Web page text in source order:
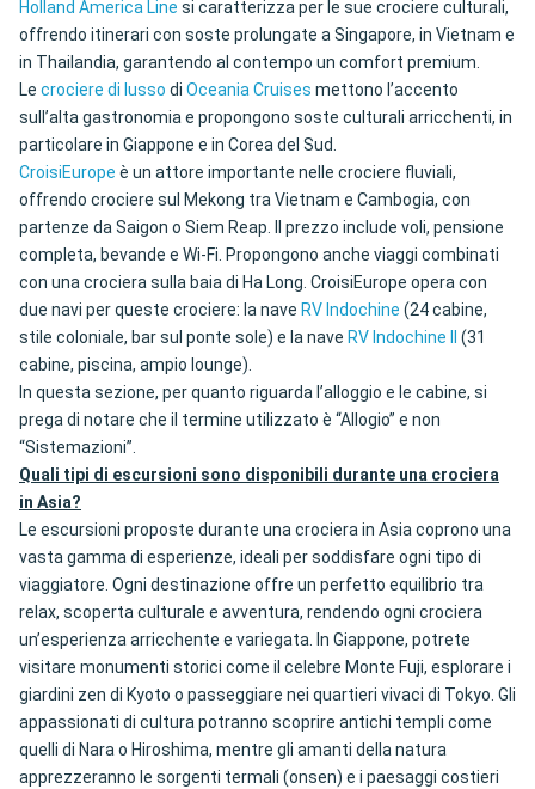
Holland America Line si caratterizza per le sue crociere culturali,
offrendo itinerari con soste prolungate a Singapore, in Vietnam e
in Thailandia, garantendo al contempo un comfort premium.
Le crociere di lusso di Oceania Cruises mettono l’accento
sull’alta gastronomia e propongono soste culturali arricchenti, in
particolare in Giappone e in Corea del Sud.
CroisiEurope è un attore importante nelle crociere fluviali,
offrendo crociere sul Mekong tra Vietnam e Cambogia, con
partenze da Saigon o Siem Reap. Il prezzo include voli, pensione
completa, bevande e Wi-Fi. Propongono anche viaggi combinati
con una crociera sulla baia di Ha Long. CroisiEurope opera con
due navi per queste crociere: la nave RV Indochine (24 cabine,
stile coloniale, bar sul ponte sole) e la nave RV Indochine II
(31
cabine, piscina, ampio lounge).
In questa sezione, per quanto riguarda l’alloggio e le cabine, si
prega di notare che il termine utilizzato è “Allogio” e non
“Sistemazioni”.
Quali tipi di escursioni sono disponibili durante una crociera
in Asia?
Le escursioni proposte durante una crociera in Asia coprono una
vasta gamma di esperienze, ideali per soddisfare ogni tipo di
viaggiatore. Ogni destinazione offre un perfetto equilibrio tra
relax, scoperta culturale e avventura, rendendo ogni crociera
un’esperienza arricchente e variegata. In Giappone, potrete
visitare monumenti storici come il celebre Monte Fuji, esplorare i
giardini zen di Kyoto o passeggiare nei quartieri vivaci di Tokyo. Gli
appassionati di cultura potranno scoprire antichi templi come
quelli di Nara o Hiroshima, mentre gli amanti della natura
apprezzeranno le sorgenti termali (onsen) e i paesaggi costieri